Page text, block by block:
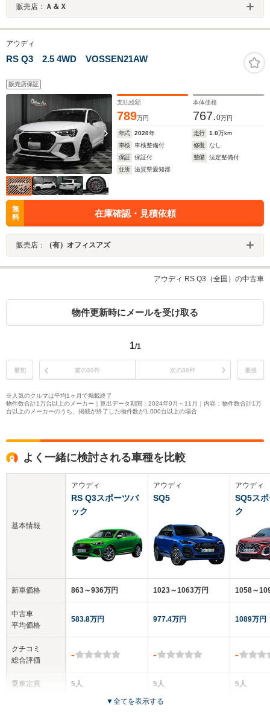
販売店： Ａ＆Ｘ
アウディ
RS Q3 2.5 4WD VOSSEN21AW
販売店保証
支払総額
789万円
本体価格
767.0万円
年式 2020年 走行 1.0万km
車検
車検整備付 修復
なし
保証
保証付 整備
法定整備付
住所
滋賀県愛知郡
無
料
在庫確認・見積依頼
販売店： （有）オフィスアズ
アウディ RS Q3（全国）の中古車
物件更新時にメールを受け取る
1/1
最初 前の30件 次の30件 最後
※人気のクルマは平均1ヶ月で掲載終了
物件数合計1万台以上のメーカー｜算出データ期間：2024年9月～11月｜内容：物件数合計1万
台以上のメーカーのうち、掲載が終了した物件数が1,000台以上の場合
よく一緒に検討される車種を比較
基本情報
新車価格
中古車
平均価格
クチコミ
総合評価
乗車定員
アウディ
RS Q3スポーツバ
ック
863～936万円
583.8万円
-
5人
アウディ
SQ5
1023～1063万円
977.4万円
-
5人
5ドア
アウディ
SQ5ス
ク
1058～
1089万円
-
5人
▼全てを表示する